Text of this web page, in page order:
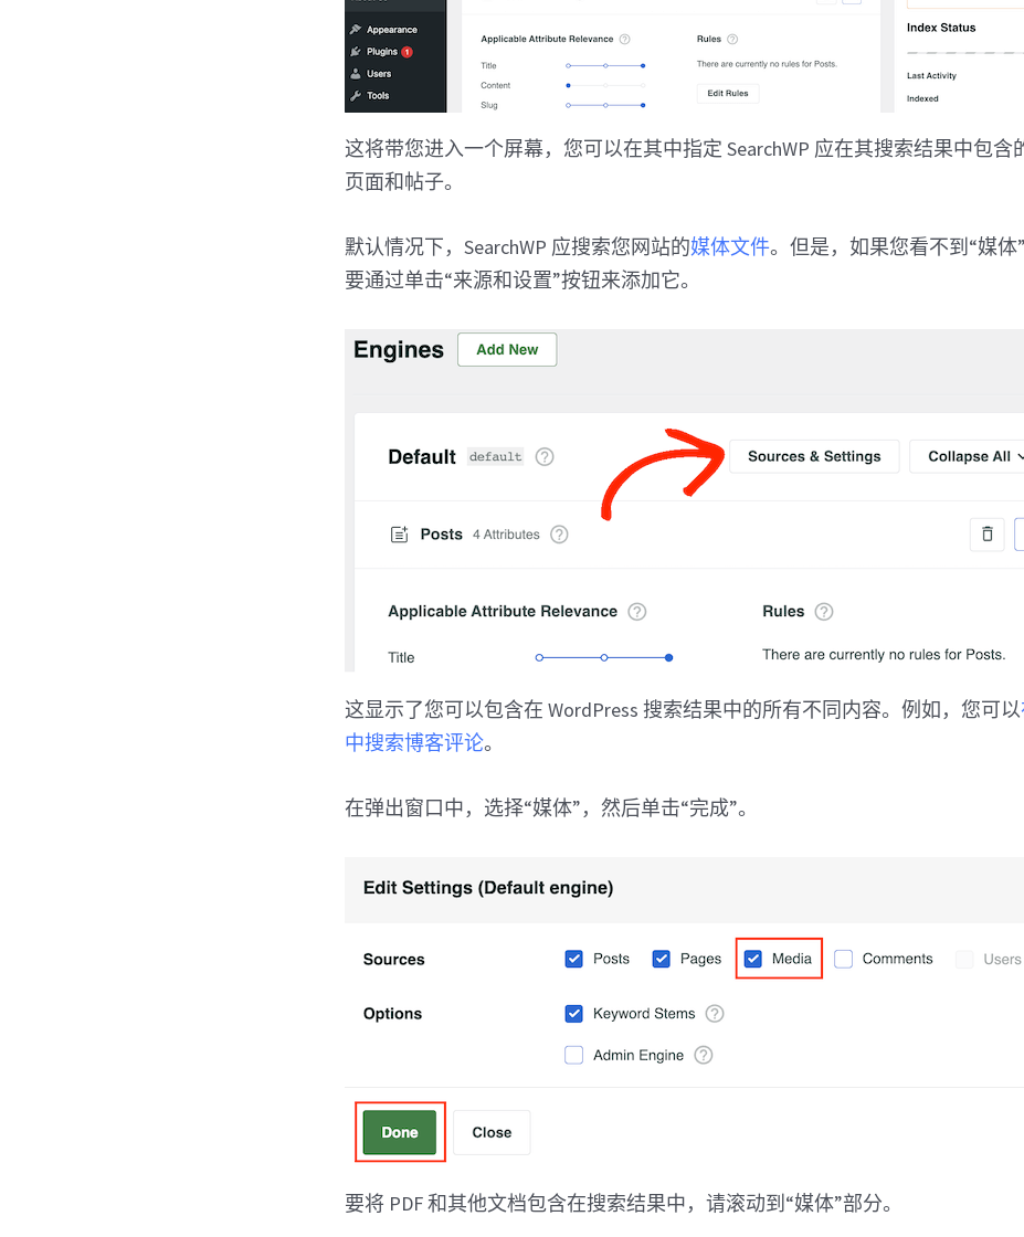
这将带您进入一个屏幕，您可以在其中指定 SearchWP 应在其搜索结果中包含
页面和帖子。
默认情况下，SearchWP 应搜索您网站的媒体文件。但是，如果您看不到“媒体
要通过单击“来源和设置”按钮来添加它。
这显示了您可以包含在 WordPress 搜索结果中的所有不同内容。例如，您可以
中搜索博客评论。
在弹出窗口中，选择“媒体”，然后单击“完成”。
要将 PDF 和其他文档包含在搜索结果中，请滚动到“媒体”部分。